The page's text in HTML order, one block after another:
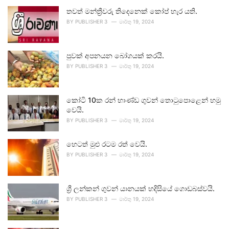
තවත් මන්ත්‍රීවරු තිදෙනෙක් කෝප් හැර යති.
BY PUBLISHER 3 මාර්තු 19, 2024
පුවක් අපනයන බෝගයක් කරයි.
BY PUBLISHER 3 මාර්තු 19, 2024
කෝටි 10ක රන් භාණ්ඩ ගුවන් තොටුපොළෙන් හමු
වෙයි.
BY PUBLISHER 3 මාර්තු 19, 2024
හෙටත් මුළු රටම රත් වෙයි.
BY PUBLISHER 3 මාර්තු 19, 2024
ශ්‍රී ලන්කන් ගුවන් යානයක් හදිසියේ ගොඩබස්වයි.
BY PUBLISHER 3 මාර්තු 19, 2024